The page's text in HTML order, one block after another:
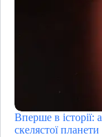
Вперше в
скелястої